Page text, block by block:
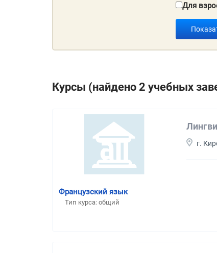
Для
Курсы (найдено 2 учебных
г.
Французский язык
Тип курса: общий